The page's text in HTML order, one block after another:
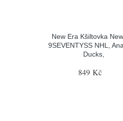
New Era Kšiltovka
9SEVENTYSS NHL,
Ducks,
849 Kč